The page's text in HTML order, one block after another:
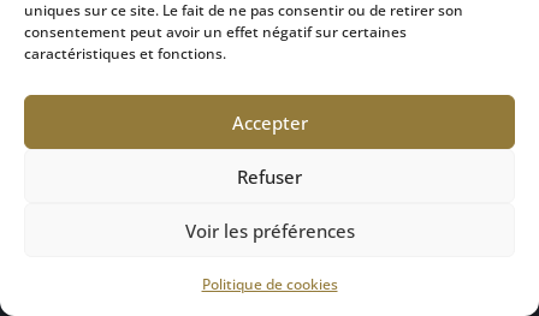
uniques sur ce site. Le fait de ne pas consentir ou de retirer son
consentement peut avoir un effet négatif sur certaines
caractéristiques et fonctions.
Accepter
Refuser
Voir les préférences
Politique de cookies
des conditions de vie après le divorce
28 Sep 2024|Divorce
compensatoire a pour objectif de corriger, autant
que possible, les déséquilibres financiers créés par
la rupture du mariage dans les conditions de vie